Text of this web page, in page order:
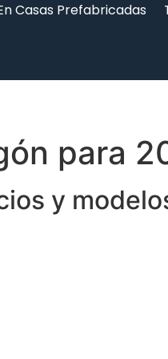
Casas Prefabricadas
para
y